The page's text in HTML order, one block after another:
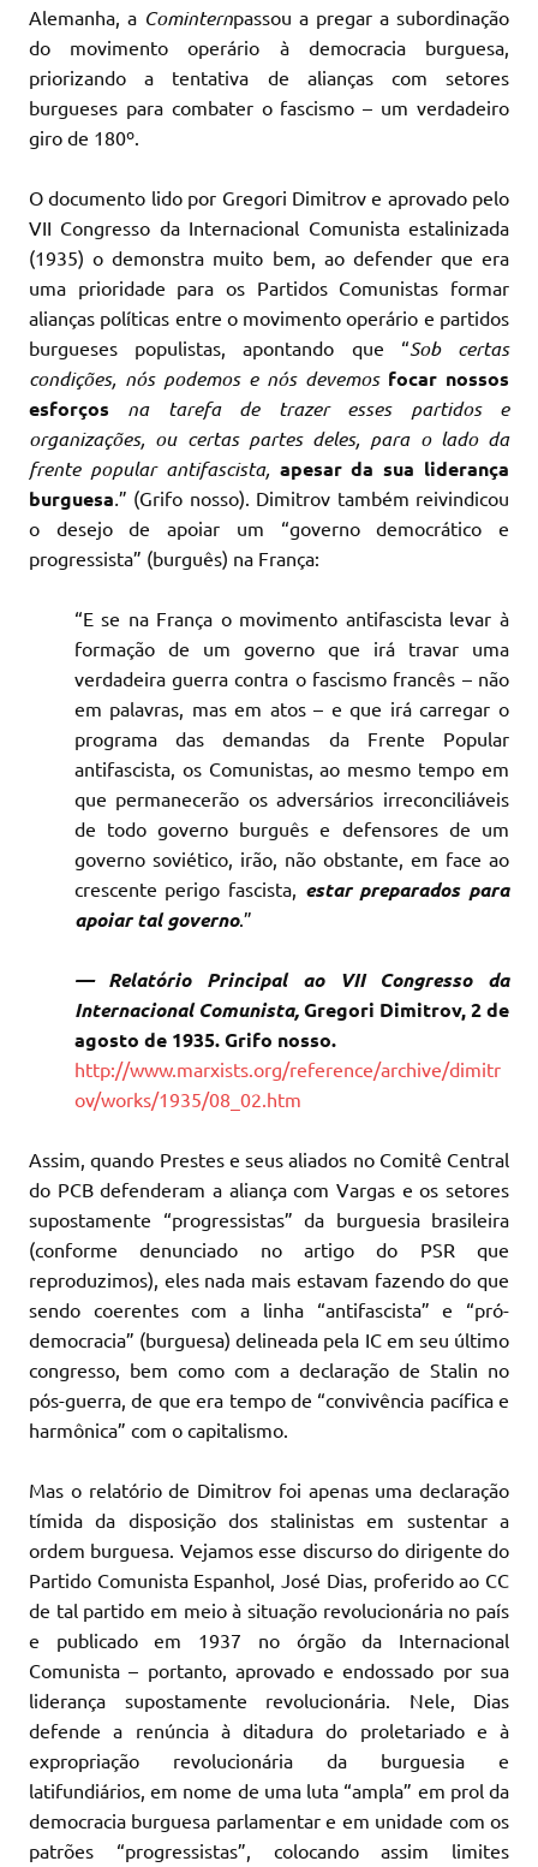
Alemanha, a Cominternpassou a pregar a subordinação
do movimento operário à democracia burguesa,
priorizando a tentativa de alianças com setores
burgueses para combater o fascismo – um verdadeiro
giro de 180º.
O documento lido por Gregori Dimitrov e aprovado pelo
VII Congresso da Internacional Comunista estalinizada
(1935) o demonstra muito bem, ao defender que era
uma prioridade para os Partidos Comunistas formar
alianças políticas entre o movimento operário e partidos
burgueses populistas, apontando que “Sob certas
condições, nós podemos e nós devemos focar nossos
esforços na tarefa de trazer esses partidos e
organizações, ou certas partes deles, para o lado da
frente popular antifascista, apesar da sua liderança
burguesa.” (Grifo nosso). Dimitrov também reivindicou
o desejo de apoiar um “governo democrático e
progressista” (burguês) na França:
“E se na França o movimento antifascista levar à
formação de um governo que irá travar uma
verdadeira guerra contra o fascismo francês – não
em palavras, mas em atos – e que irá carregar o
programa das demandas da Frente Popular
antifascista, os Comunistas, ao mesmo tempo em
que permanecerão os adversários irreconciliáveis
de todo governo burguês e defensores de um
governo soviético, irão, não obstante, em face ao
crescente perigo fascista, estar preparados para
apoiar tal governo.”
— Relatório Principal ao VII Congresso da
Internacional Comunista,Gregori Dimitrov, 2 de
agosto de 1935. Grifo nosso.
http://www.marxists.org/reference/archive/dimitr
ov/works/1935/08_02.htm
Assim, quando Prestes e seus aliados no Comitê Central
do PCB defenderam a aliança com Vargas e os setores
supostamente “progressistas” da burguesia brasileira
(conforme denunciado no artigo do PSR que
reproduzimos), eles nada mais estavam fazendo do que
sendo coerentes com a linha “antifascista” e “pró-
democracia” (burguesa) delineada pela IC em seu último
congresso, bem como com a declaração de Stalin no
pós-guerra, de que era tempo de “convivência pacífica e
harmônica” com o capitalismo.
Mas o relatório de Dimitrov foi apenas uma declaração
tímida da disposição dos stalinistas em sustentar a
ordem burguesa. Vejamos esse discurso do dirigente do
Partido Comunista Espanhol, José Dias, proferido ao CC
de tal partido em meio à situação revolucionária no país
e publicado em 1937 no órgão da Internacional
Comunista – portanto, aprovado e endossado por sua
liderança supostamente
revolucionária. Nele, Dias
defende a renúncia à ditadura do proletariado e à
expropriação revolucionária da burguesia e
latifundiários, em nome de uma luta “ampla” em prol da
democracia burguesa parlamentar e em unidade com os
patrões “progressistas”, colocando assim limites